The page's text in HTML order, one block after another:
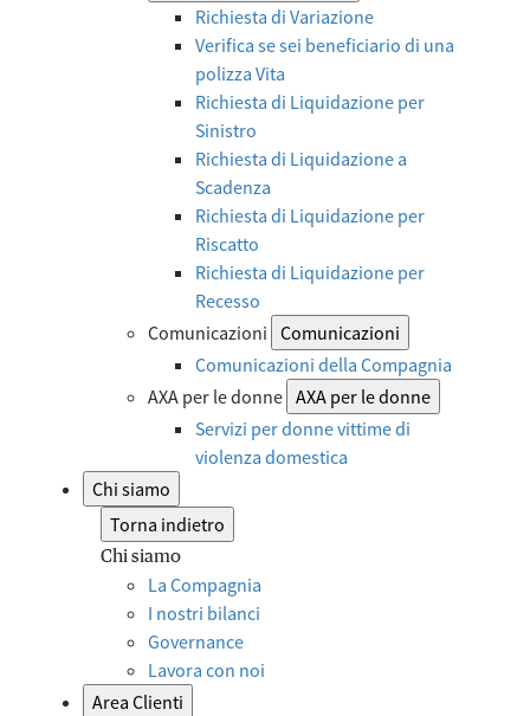
Richiesta di Variazione
Verifica se sei beneficiario di una
polizza Vita
Richiesta di Liquidazione per
Sinistro
Richiesta di Liquidazione a
Scadenza
Richiesta di Liquidazione per
Riscatto
Richiesta di Liquidazione per
Recesso
Comunicazioni Comunicazioni
Comunicazioni della Compagnia
AXA per le donne AXA per le donne
Servizi per donne vittime di
violenza domestica
Chi siamo
Torna indietro
Chi siamo
La Compagnia
I nostri bilanci
Governance
Lavora con noi
Area Clienti